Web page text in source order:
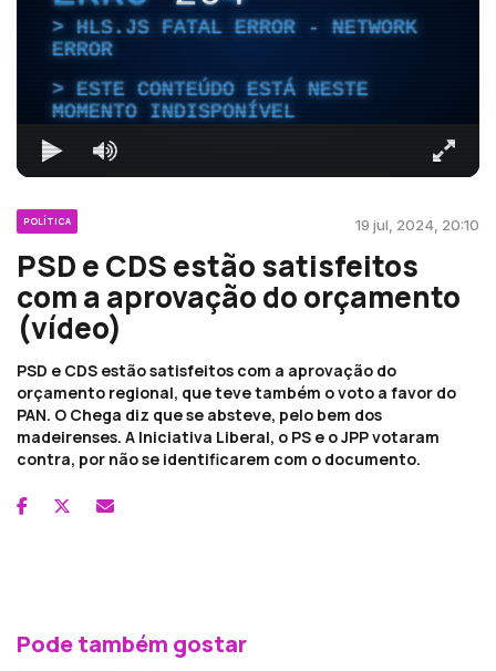
HLS.JS FATAL ERROR - NETWORK
ERROR
ESTE CONTEÚDO ESTÁ NESTE
MOMENTO INDISPONÍVEL
POLÍTICA 19 jul, 2024, 20:10
PSD e CDS estão satisfeitos
com a aprovação do orçamento
(vídeo)
PSD e CDS estão satisfeitos com a aprovação do
orçamento regional, que teve também o voto a favor do
PAN. O Chega diz que se absteve, pelo bem dos
madeirenses. A Iniciativa Liberal, o PS e o JPP votaram
contra, por não se identificarem com o documento.
Pode também gostar